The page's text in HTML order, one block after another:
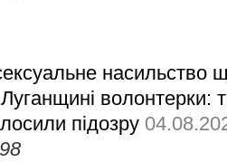
насильство
волонтерки:
підозру